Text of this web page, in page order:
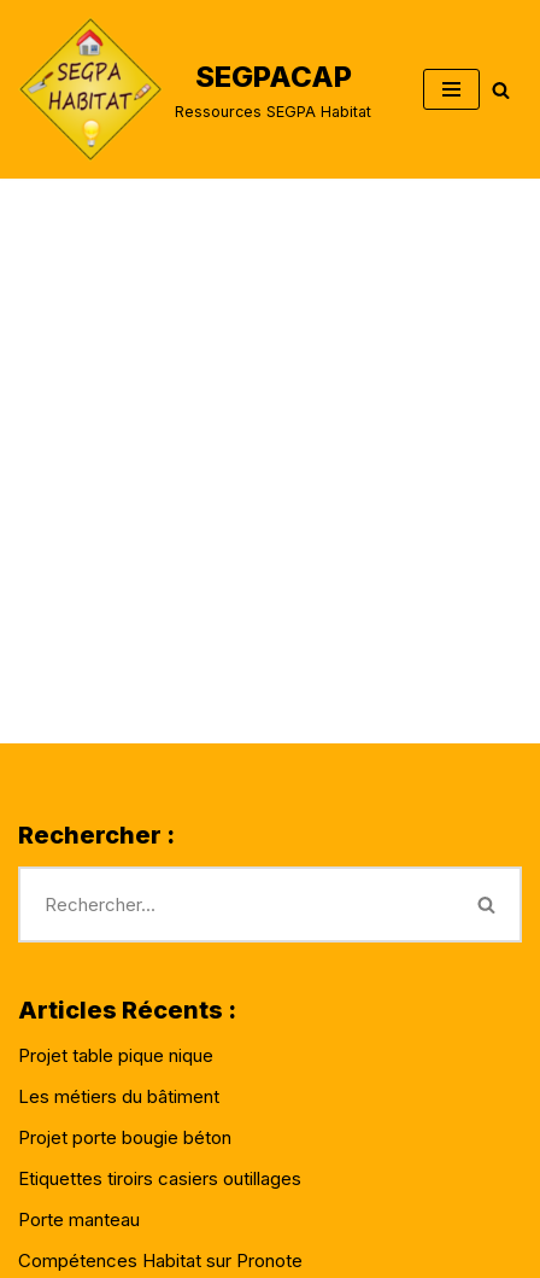
Aller
au
contenu
SEGPACAP
Ressources SEGPA Habitat
Rechercher :
Articles Récents :
Projet table pique nique
Les métiers du bâtiment
Projet porte bougie béton
Etiquettes tiroirs casiers outillages
Porte manteau
Compétences Habitat sur Pronote